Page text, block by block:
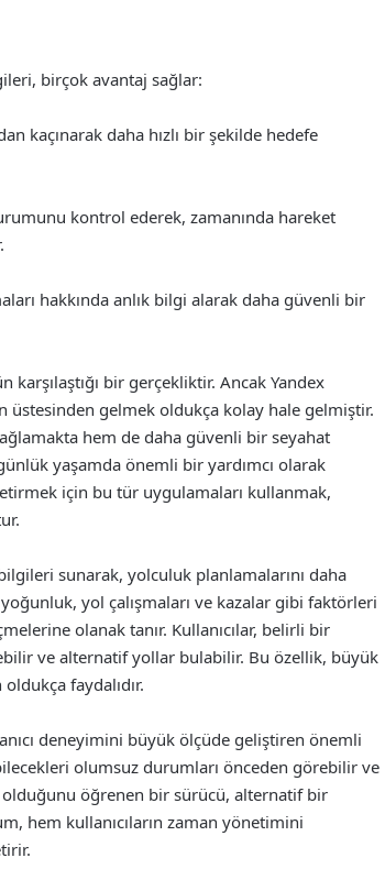
birçok avantaj sağlar:
kaçınarak daha hızlı bir şekilde hedefe
kontrol ederek, zamanında hareket
hakkında anlık bilgi alarak daha güvenli bir
bir gerçekliktir. Ancak Yandex
gelmek oldukça kolay hale gelmiştir.
hem de daha güvenli bir seyahat
yaşamda önemli bir yardımcı olarak
için bu tür uygulamaları kullanmak,
sunarak, yolculuk planlamalarını daha
yol çalışmaları ve kazalar gibi faktörleri
olanak tanır. Kullanıcılar, belirli bir
ve alternatif yollar bulabilir. Bu özellik, büyük
faydalıdır.
deneyimini büyük ölçüde geliştiren önemli
olumsuz durumları önceden görebilir ve
öğrenen bir sürücü, alternatif bir
hem kullanıcıların zaman yönetimini